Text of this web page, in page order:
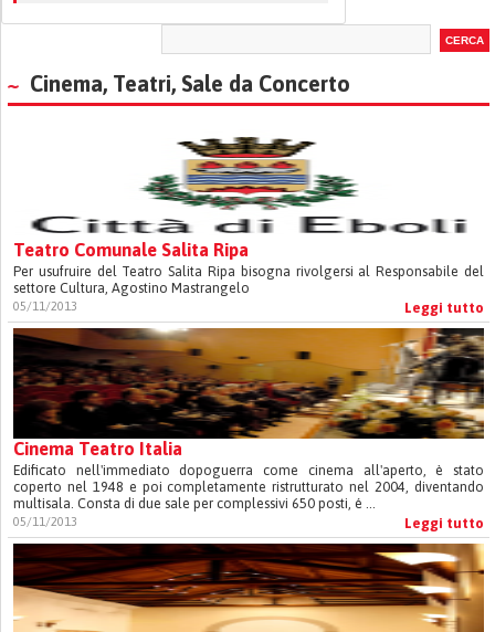
Cinema, Teatri, Sale da Concerto
Teatro Comunale Salita Ripa
Per usufruire del Teatro Salita Ripa bisogna rivolgersi al Responsabile del
settore Cultura, Agostino Mastrangelo
05/11/2013 Leggi tutto
Cinema Teatro Italia
Edificato nell'immediato dopoguerra come cinema all'aperto, è stato
coperto nel 1948 e poi completamente ristrutturato nel 2004, diventando
multisala. Consta di due sale per complessivi 650 posti, é ...
05/11/2013 Leggi tutto